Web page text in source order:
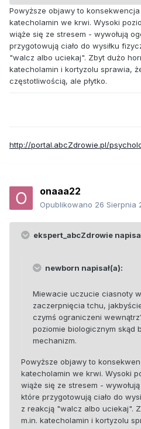
Powyższe objawy to
katecholamin we krwi. Wysoki
wiąże się ze stresem - wywołują
przygotowują ciało do wysiłku
"walcz albo uciekaj". Zbyt dużo
katecholamin i kortyzolu sprawia,
częstotliwością, ale płytko.
http://portal.abcZdrowie.pl/
onaaa22
Opublikowano 26 Sierpnia
ekspert_abcZdrowie
newborn napisał(a):
Miewacie uczucie ciasnoty
zaczerpnięcia tchu,
czymś ograniczeni
poziomie biologicznym skąd
mechanizm.
Powyższe objawy to
katecholamin we krwi. Wysoki
wiąże się ze stresem -
które przygotowują ciało do
z reakcją "walcz albo uciekaj".
m.in. katecholamin i kortyzolu